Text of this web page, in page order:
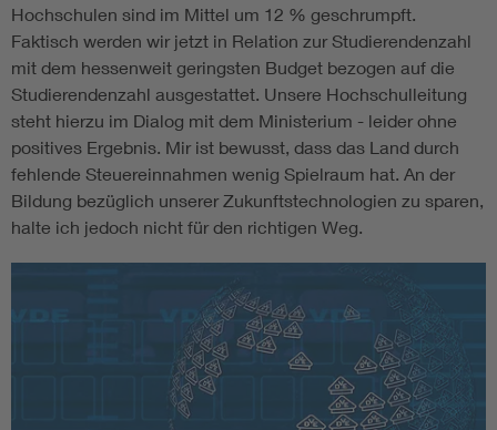
Hochschulen sind im Mittel um 12 % geschrumpft.
Faktisch werden wir jetzt in Relation zur Studierendenzahl
mit dem hessenweit geringsten Budget bezogen auf die
Studierendenzahl ausgestattet. Unsere Hochschulleitung
steht hierzu im Dialog mit dem Ministerium - leider ohne
positives Ergebnis. Mir ist bewusst, dass das Land durch
fehlende Steuereinnahmen wenig Spielraum hat. An der
Bildung bezüglich unserer Zukunftstechnologien zu sparen,
halte ich jedoch nicht für den richtigen Weg.